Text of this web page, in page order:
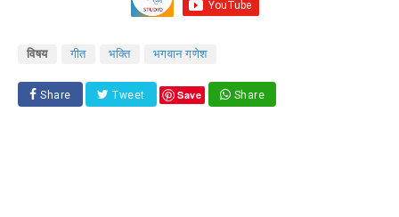
विषय गीत भक्ति भगवान गणेश
Share Tweet Save Share